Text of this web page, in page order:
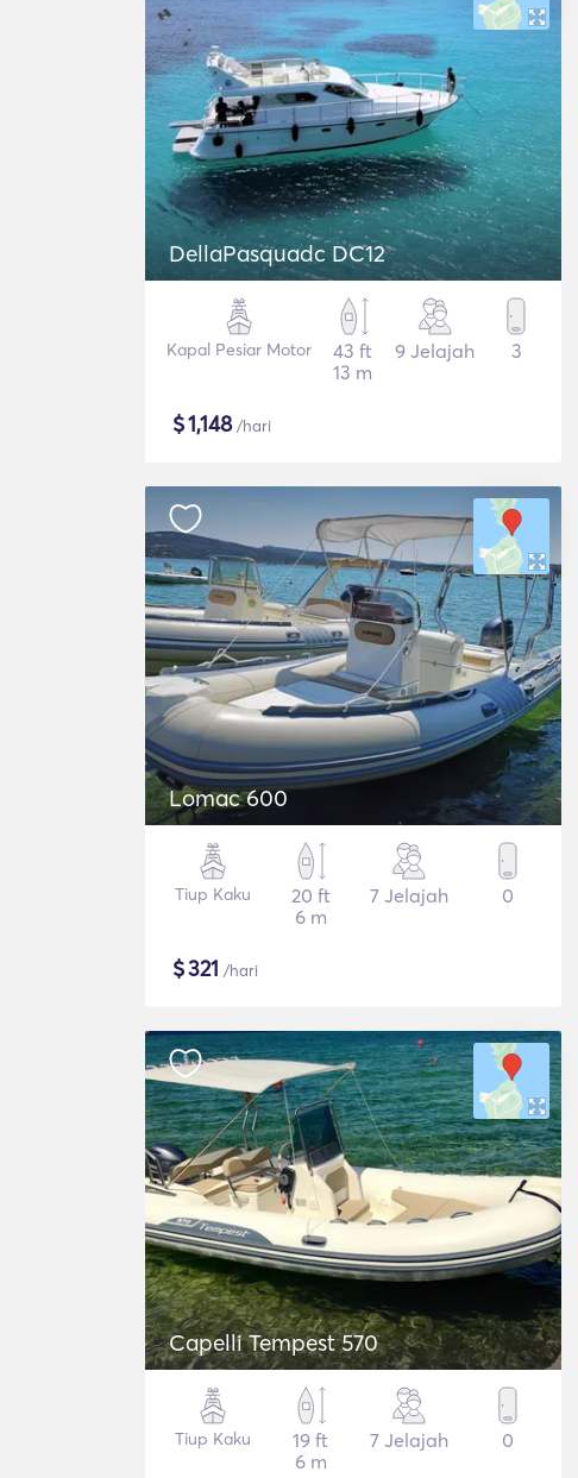
DellaPasquadc DC12
Kapal Pesiar Motor
43 ft
13 m
9 Jelajah 3
$1,148/hari
Lomac 600
Tiup Kaku
20 ft
6 m
7 Jelajah 0
$321 /hari
Capelli Tempest 570
Tiup Kaku
19 ft
6 m
7 Jelajah 0